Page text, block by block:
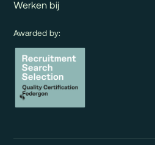
Werken bij
Awarded by: